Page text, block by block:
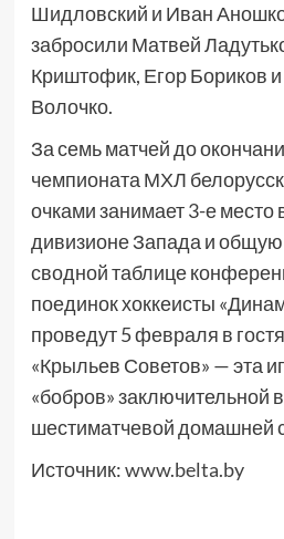
Шидловский и Иван
забросили Матвей
Криштофик, Егор Бориков и
Волочко.
За семь матчей до
чемпионата МХЛ
очками занимает 3-е место
дивизионе Запада и
сводной таблице
поединок хоккеисты
проведут 5 февраля в
«Крыльев Советов» — эта
«бобров» заключительной
шестиматчевой домашней
Источник:www.belta.by